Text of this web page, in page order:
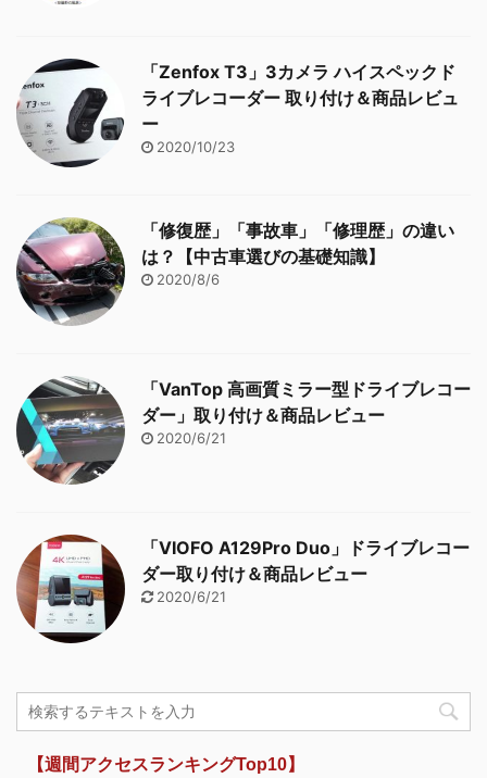
「Zenfox T3」3カメラ ハイスペックド
ライブレコーダー 取り付け＆商品レビュ
ー
2020/10/23
「修復歴」「事故車」「修理歴」の違い
は？【中古車選びの基礎知識】
2020/8/6
「VanTop 高画質ミラー型ドライブレコー
ダー」取り付け＆商品レビュー
2020/6/21
「VIOFO A129Pro Duo」ドライブレコー
ダー取り付け＆商品レビュー
2020/6/21
【週間アクセスランキングTop10】